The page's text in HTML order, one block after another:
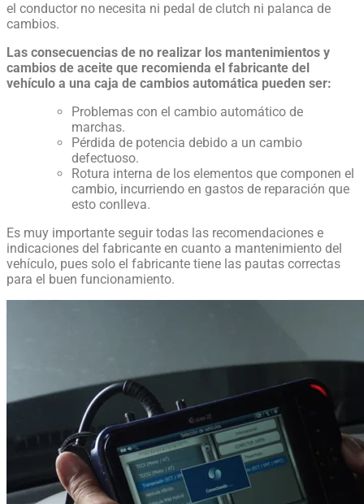
el conductor no necesita ni pedal de clutch ni palanca de
cambios.
Las consecuencias de no realizar los mantenimientos y
cambios de aceite que recomienda el fabricante del
vehículo a una caja de cambios automática pueden ser:
Problemas con el cambio automático de
marchas.
Pérdida de potencia debido a un cambio
defectuoso.
Rotura interna de los elementos que componen el
cambio, incurriendo en gastos de reparación que
esto conlleva.
Es muy importante seguir todas las recomendaciones e
indicaciones del fabricante en cuanto a mantenimiento del
vehículo, pues solo el fabricante tiene las pautas correctas
para el buen funcionamiento.